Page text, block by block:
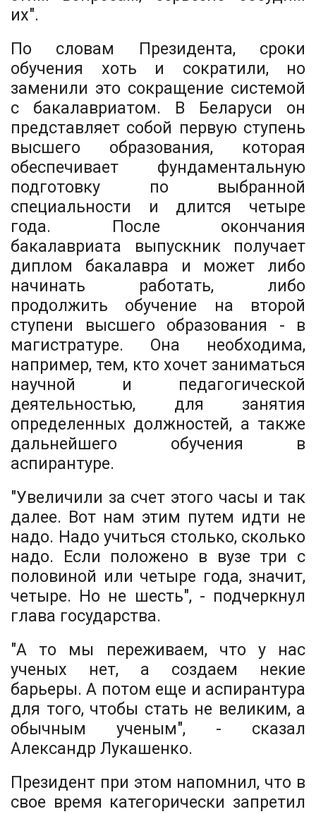
их".
По словам Президента, сроки
обучения хоть и сократили, но
заменили это сокращение системой
с бакалавриатом. В Беларуси он
представляет собой первую ступень
высшего образования, которая
обеспечивает фундаментальную
подготовку по выбранной
специальности и длится четыре
года. После окончания
бакалавриата выпускник получает
диплом бакалавра и может либо
начинать работать, либо
продолжить обучение на второй
ступени высшего образования - в
магистратуре. Она необходима,
например, тем, кто хочет заниматься
научной и педагогической
деятельностью, для занятия
определенных должностей, а также
дальнейшего обучения в
аспирантуре.
"Увеличили за счет этого часы и так
далее. Вот нам этим путем идти не
надо. Надо учиться столько, сколько
надо. Если положено в вузе три с
половиной или четыре года, значит,
четыре. Но не шесть", - подчеркнул
глава государства.
"А то мы переживаем, что у нас
ученых нет, а создаем некие
барьеры. А потом еще и аспирантура
для того, чтобы стать не великим, а
обычным ученым", - сказал
Александр Лукашенко.
Президент при этом напомнил, что в
свое время категорически запретил